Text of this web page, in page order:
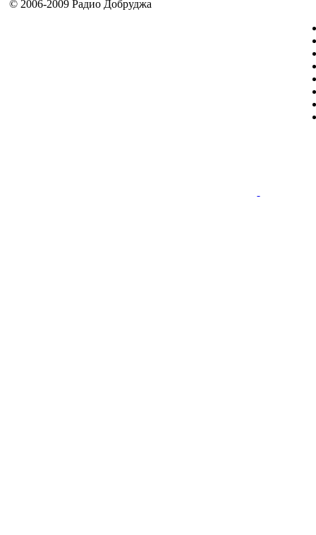
© 2006-2009 Радио Добруджа